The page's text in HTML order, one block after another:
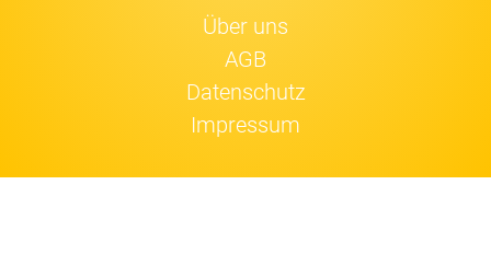
Über uns
AGB
Datenschutz
Impressum